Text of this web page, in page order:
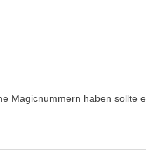
Magicnummern haben